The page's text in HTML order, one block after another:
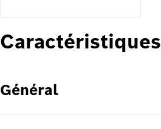
Caractéristiques
Général